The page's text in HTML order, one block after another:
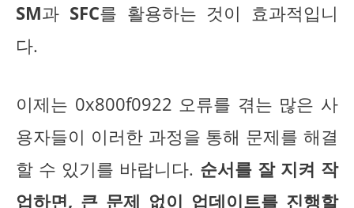
SM과 SFC를 활용하는 것이 효과적입니
다.
이제는 0x800f0922 오류를 겪는 많은 사
용자들이 이러한 과정을 통해 문제를 해결
할 수 있기를 바랍니다. 순서를 잘 지켜 작
업하면, 큰 문제 없이 업데이트를 진행할